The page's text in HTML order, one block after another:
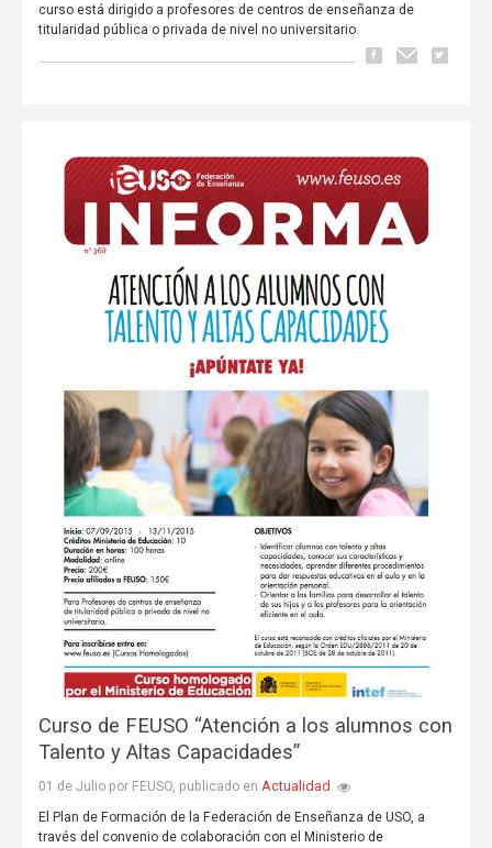
curso está dirigido a profesores de centros de enseñanza de
titularidad pública o privada de nivel no universitario.
Curso de FEUSO “Atención a los alumnos con
Talento y Altas Capacidades”
01 de Julio por FEUSO, publicado en Actualidad
El Plan de Formación de la Federación de Enseñanza de USO, a
través del convenio de colaboración con el Ministerio de